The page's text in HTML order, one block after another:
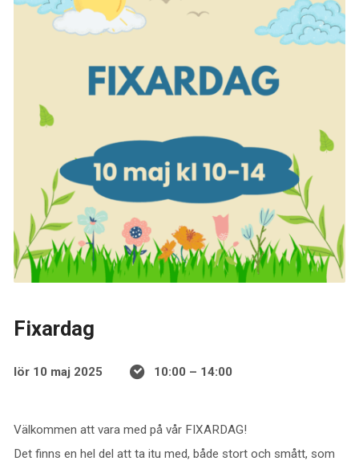
Fixardag
lör 10 maj 2025 10:00 – 14:00
Välkommen att vara med på vår FIXARDAG!
Det finns en hel del att ta itu med, både stort och smått, som